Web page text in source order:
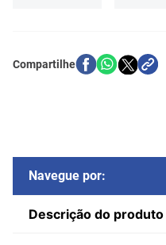
Navegue por:
Descrição do produto